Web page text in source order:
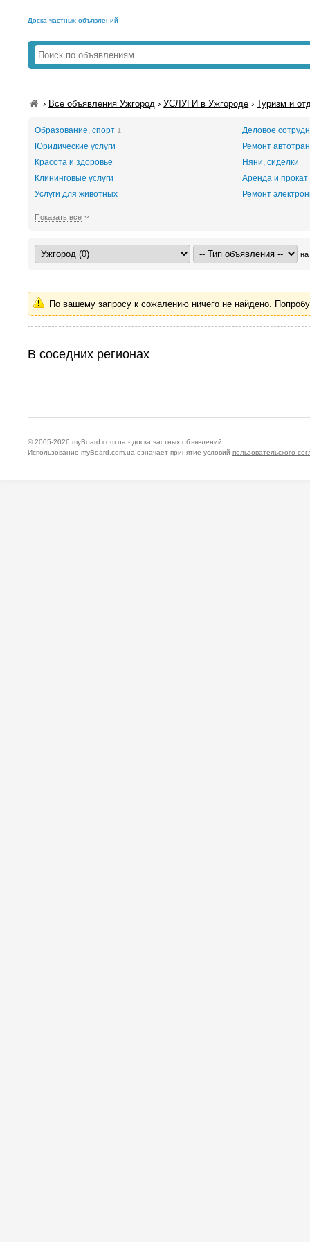
Доска частных объявлений
› Все объявления Ужгород ›УСЛУГИ в Ужгороде ›Туризм и
Образование, спорт 1
Деловое
Юридические услуги
Ремонт
Красота и здоровье
Няни, сиделки
Клининговые услуги
Аренда и прокат
Услуги для животных
Ремонт
Показать все
на
По вашему запросу к сожалению ничего не найдено.
В соседних регионах
© 2005-2026 myBoard.com.ua - доска частных объявлений
Использование myBoard.com.ua означает принятие условий пользовательского